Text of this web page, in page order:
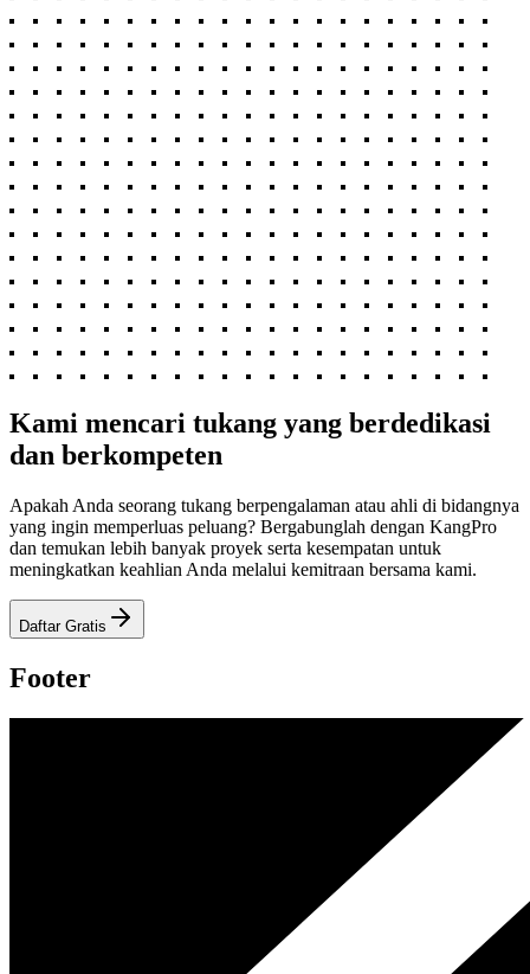
Kami mencari tukang yang berdedikasi
dan berkompeten
Apakah Anda seorang tukang berpengalaman atau ahli di bidangnya
yang ingin memperluas peluang? Bergabunglah dengan KangPro
dan temukan lebih banyak proyek serta kesempatan untuk
meningkatkan keahlian Anda melalui kemitraan bersama kami.
Daftar Gratis
Footer